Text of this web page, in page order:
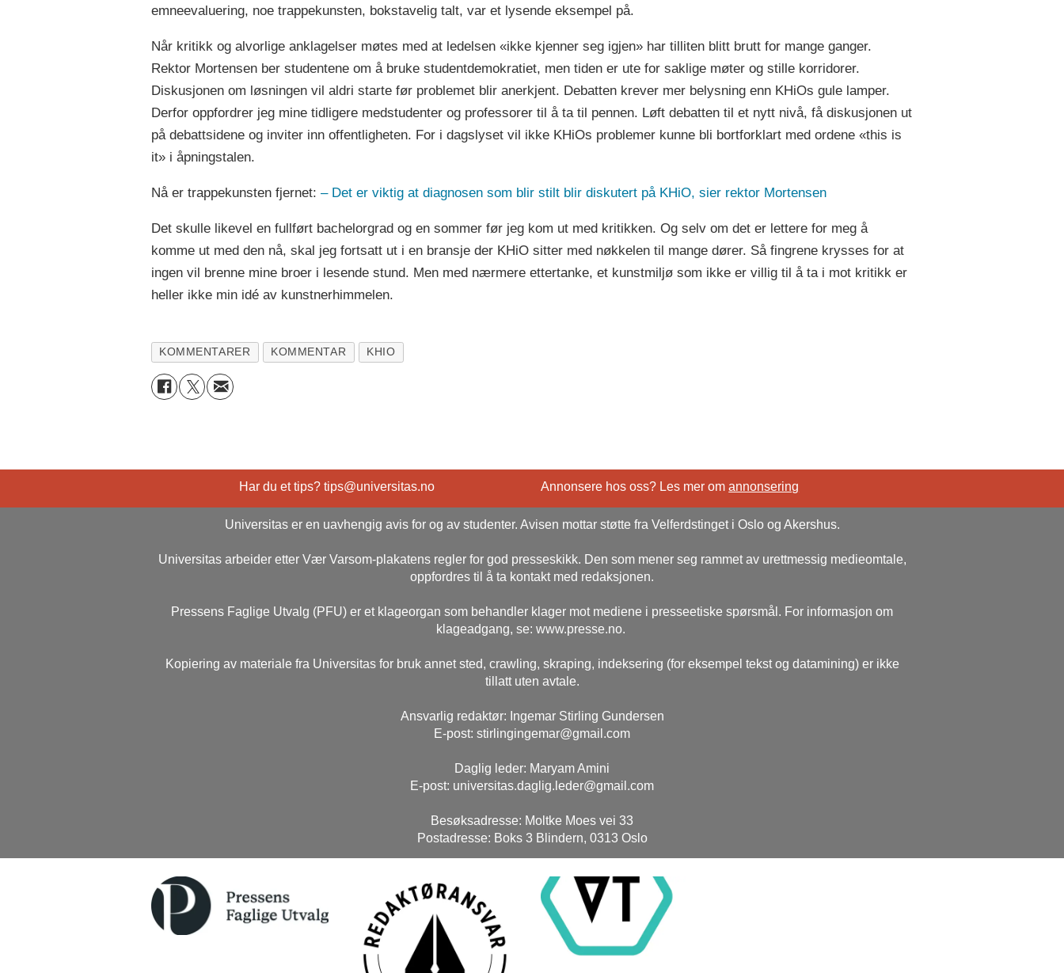
emneevaluering, noe trappekunsten, bokstavelig talt, var et lysende eksempel på.
Når kritikk og alvorlige anklagelser møtes med at ledelsen «ikke kjenner seg igjen» har tilliten blitt brutt for mange ganger.
Rektor Mortensen ber studentene om å bruke studentdemokratiet, men tiden er ute for saklige møter og stille korridorer.
Diskusjonen om løsningen vil aldri starte før problemet blir anerkjent. Debatten krever mer belysning enn KHiOs gule lamper.
Derfor oppfordrer jeg mine tidligere medstudenter og professorer til å ta til pennen. Løft debatten til et nytt nivå, få diskusjonen ut
på debattsidene og inviter inn offentligheten. For i dagslyset vil ikke KHiOs problemer kunne bli bortforklart med ordene «this is
it» i åpningstalen.
Nå er trappekunsten fjernet: –⁠ Det er viktig at diagnosen som blir stilt blir diskutert på KHiO, sier rektor Mortensen
Det skulle likevel en fullført bachelorgrad og en sommer før jeg kom ut med kritikken. Og selv om det er lettere for meg å
komme ut med den nå, skal jeg fortsatt ut i en bransje der KHiO sitter med nøkkelen til mange dører. Så fingrene krysses for at
ingen vil brenne mine broer i lesende stund. Men med nærmere ettertanke, et kunstmiljø som ikke er villig til å ta i mot kritikk er
heller ikke min idé av kunstnerhimmelen.
KOMMENTARER KOMMENTAR KHIO
Har du et tips? tips@universitas.no Annonsere hos oss? Les mer omannonsering
Universitas er en uavhengig avis for og av studenter. Avisen mottar støtte fra Velferdstinget i Oslo og Akershus.
Universitas arbeider etter Vær Varsom-plakatens regler for god presseskikk. Den som mener seg rammet av urettmessig medieomtale,
oppfordres til å ta kontakt med redaksjonen.
Pressens Faglige Utvalg (PFU) er et klageorgan som behandler klager mot mediene i presseetiske spørsmål. For informasjon om
klageadgang, se: www.presse.no.
Kopiering av materiale fra Universitas for bruk annet sted, crawling, skraping, indeksering (for eksempel tekst og datamining) er ikke
tillatt uten avtale.
Ansvarlig redaktør: Ingemar Stirling Gundersen
E-post: stirlingingemar@gmail.com
Daglig leder: Maryam Amini
E-post: universitas.daglig.leder@gmail.com
Besøksadresse: Moltke Moes vei 33
Postadresse: Boks 3 Blindern, 0313 Oslo